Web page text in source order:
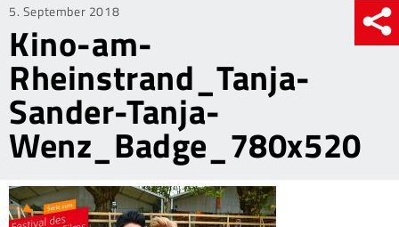
Posted
on
5. September 2018
Kino-am-
Rheinstrand_Tanja-
Sander-Tanja-
Wenz_Badge_780x520